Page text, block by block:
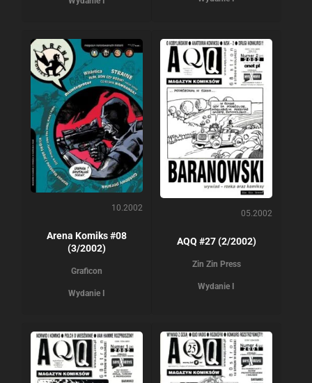
10.2002
Arena Komiks #08
(3/2002)
Graficon
Wydanie I
05.2002
AQQ #27 (2/2002)
Zin Zin Press
Wydanie I